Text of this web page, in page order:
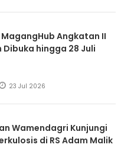
Angkatan II
Dibuka hingga 28 Juli
23 Jul 2026
Wamendagri Kunjungi
di RS Adam Malik